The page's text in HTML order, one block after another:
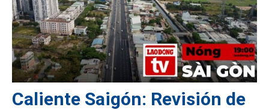
Caliente Saigón: Revisión de